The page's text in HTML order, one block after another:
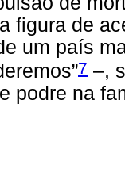
figura de
um país
7 –,
podre na